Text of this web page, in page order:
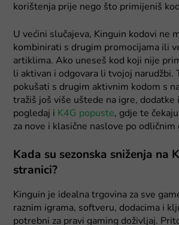
korištenja prije nego što primijeniš
U većini slučajeva, Kinguin kodovi ne
kombinirati s drugim promocijama ili
artiklima. Ako uneseš kod koji nije
li aktivan i odgovara li tvojoj narudžbi.
pokušati s drugim aktivnim kodom s
tražiš još više uštede na igre, dodatke
pogledaj i K4G popuste, gdje te
za nove i klasične naslove po odličnim
Kada su sezonska sniženja na
stranici?
Kinguin je idealna trgovina za sve
raznim igrama, softveru, dodacima i
potrebni za pravi gaming doživljaj.